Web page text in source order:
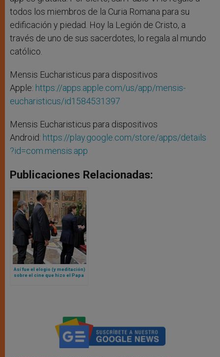
todos los miembros de la Curia Romana para su
edificación y piedad. Hoy la Legión de Cristo, a
través de uno de sus sacerdotes, lo regala al mundo
católico.
Mensis Eucharisticus para dispositivos
Apple: https://apps.apple.com/us/app/mensis-
eucharisticus/id1584531397
Mensis Eucharisticus para dispositivos
Android: https://play.google.com/store/apps/details
?id=com.mensis.app
Publicaciones Relacionadas:
Así fue el elogio (y meditación)
sobre el cine que hizo el Papa